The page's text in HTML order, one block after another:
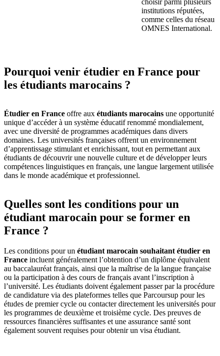
institutions réputées,
comme celles du réseau
OMNES International.
Pourquoi venir étudier en France pour
les étudiants marocains ?
Étudier en France offre aux étudiants marocains une opportunité
unique d’accéder à un système éducatif renommé mondialement,
avec une diversité de programmes académiques dans divers
domaines. Les universités françaises offrent un environnement
d’apprentissage stimulant et enrichissant, tout en permettant aux
étudiants de découvrir une nouvelle culture et de développer leurs
compétences linguistiques en français, une langue largement utilisée
dans le monde académique et professionnel.
Quelles sont les conditions pour un
étudiant marocain pour se former en
France ?
Les conditions pour un étudiant marocain souhaitant étudier en
France incluent généralement l’obtention d’un diplôme équivalent
au baccalauréat français, ainsi que la maîtrise de la langue française
ou la participation à des cours de français avant l’inscription à
l’université. Les étudiants doivent également passer par la procédure
de candidature via des plateformes telles que Parcoursup pour les
études de premier cycle ou contacter directement les universités pour
les programmes de deuxième et troisième cycle. Des preuves de
ressources financières suffisantes et une assurance santé sont
également souvent requises pour obtenir un visa étudiant.